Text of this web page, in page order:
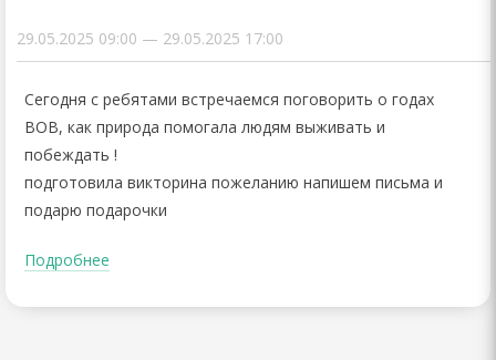
29.05.2025 09:00 — 29.05.2025 17:00
Сегодня с ребятами встречаемся поговорить о годах
ВОВ, как природа помогала людям выживать и
побеждать !
подготовила викторина пожеланию напишем письма и
подарю подарочки
Подробнее